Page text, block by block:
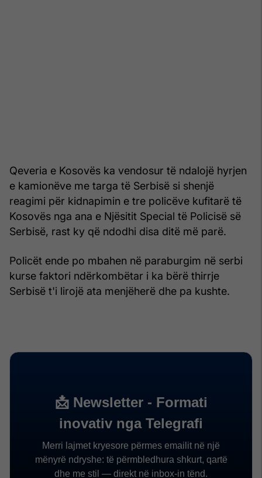
Qeveria e Kosovës ka vendosur të ndalojë hyrjen
e kamionëve me targa të Serbisë si shenjë
reagimi për kidnapimin e tre policëve kufitarë të
Kosovës nga ana e Njësitit Special të Policisë së
Serbisë, rast ky që ndodhi disa ditë më parë.
Policët ende po mbahen në paraburgim në serbi
kurse faktori ndërkombëtar i ka bërë thirrje
Serbisë t'i lirojë ata menjëherë dhe pa kushte.